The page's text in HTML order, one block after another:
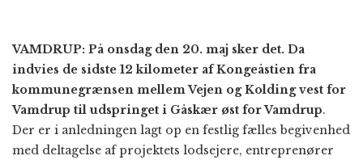
VAMDRUP: På onsdag den 20. maj sker det. Da
indvies de sidste 12 kilometer af Kongeåstien fra
kommunegrænsen mellem Vejen og Kolding vest for
Vamdrup til udspringet i Gåskær øst for Vamdrup.
Der er i anledningen lagt op en festlig fælles begivenhed
med deltagelse af projektets lodsejere, entreprenører